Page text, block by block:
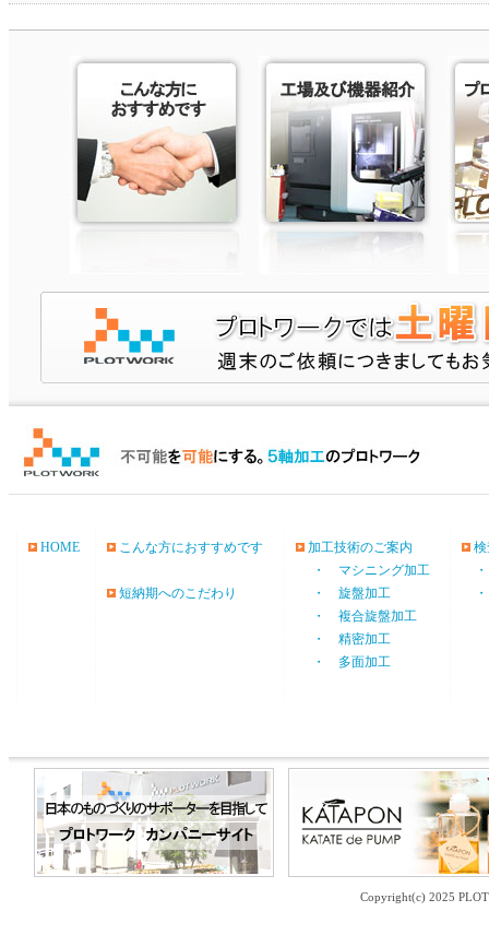
HOME こんな方におすすめです
短納期へのこだわり
加工技術のご案内
・ マシニング加工
・ 旋盤加工
・ 複合旋盤加工
・ 精密加工
・ 多面加工
Copyright(c) 2025